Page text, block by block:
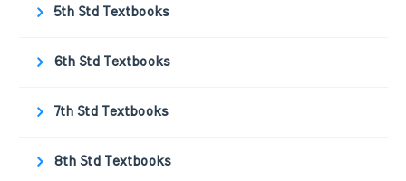
5th Std Textbooks
6th Std Textbooks
7th Std Textbooks
8th Std Textbooks